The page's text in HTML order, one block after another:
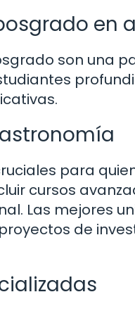
en
son una
para
cursos
Las mejores
de